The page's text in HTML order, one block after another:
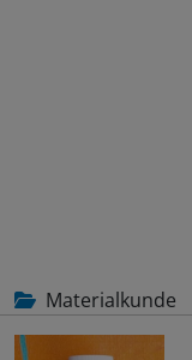
Materialkunde